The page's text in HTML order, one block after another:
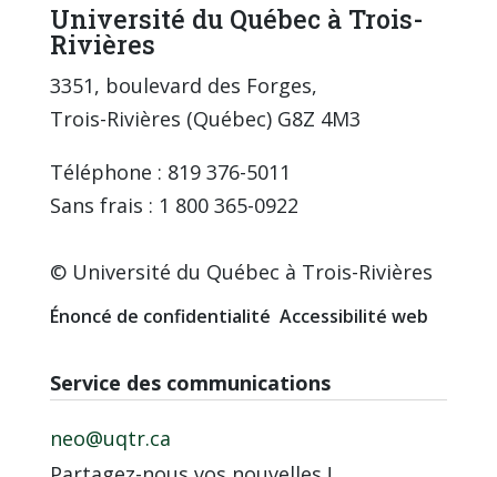
Université du Québec à Trois-
Rivières
3351, boulevard des Forges,
Trois-Rivières (Québec) G8Z 4M3
Téléphone : 819 376-5011
Sans frais : 1 800 365-0922
© Université du Québec à Trois-Rivières
Énoncé de confidentialité Accessibilité web
Service des communications
neo@uqtr.ca